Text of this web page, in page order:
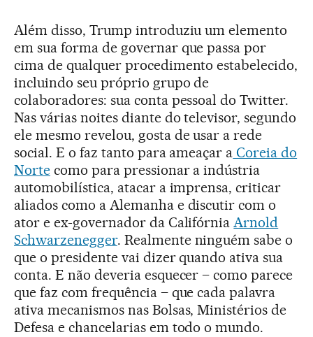
Além disso, Trump introduziu um elemento
em sua forma de governar que passa por
cima de qualquer procedimento estabelecido,
incluindo seu próprio grupo de
colaboradores: sua conta pessoal do Twitter.
Nas várias noites diante do televisor, segundo
ele mesmo revelou, gosta de usar a rede
social. E o faz tanto para ameaçar a Coreia do
Nortecomo para pressionar a indústria
automobilística, atacar a imprensa, criticar
aliados como a Alemanha e discutir com o
ator e ex-governador da CalifórniaArnold
Schwarzenegger. Realmente ninguém sabe o
que o presidente vai dizer quando ativa sua
conta. E não deveria esquecer – como parece
que faz com frequência – que cada palavra
ativa mecanismos nas Bolsas, Ministérios de
Defesa e chancelarias em todo o mundo.